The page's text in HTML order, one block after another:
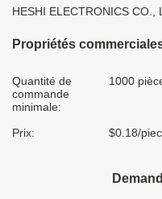
HESHI ELECTRONICS CO.,
Propriétés
Quantité de
commande
minimale:
1000
Prix: $0.18/